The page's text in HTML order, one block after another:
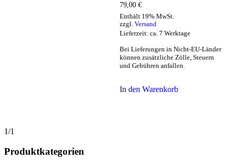
79,00 €
Enthält 19% MwSt.
zzgl. Versand
Lieferzeit: ca. 7 Werktage
Bei Lieferungen in Nicht-EU-Länder
können zusätzliche Zölle, Steuern
und Gebühren anfallen.
In den Warenkorb
1/1
Produktkategorien